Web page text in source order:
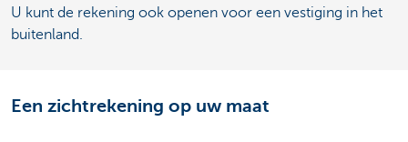
U kunt de rekening ook openen voor een vestiging in het
buitenland.
Een zichtrekening op uw maat